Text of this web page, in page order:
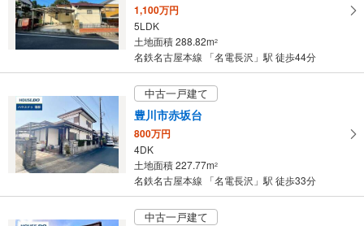
1,100万円
5LDK
土地面積 288.82m2
名鉄名古屋本線 「名電長沢」駅 徒歩44分
中古一戸建て
豊川市赤坂台
800万円
4DK
土地面積 227.77m2
名鉄名古屋本線 「名電長沢」駅 徒歩33分
中古一戸建て